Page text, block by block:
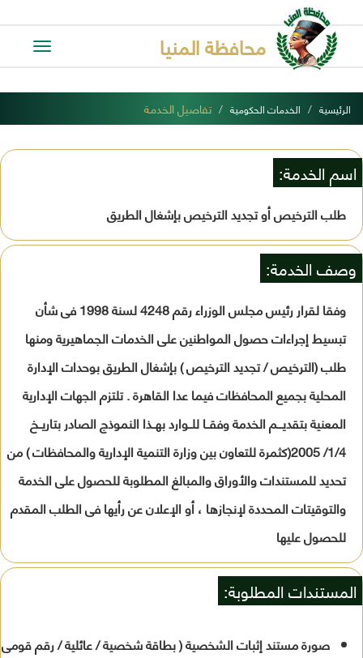
Toggle
محافظة المنيا
الرئيسية الخدمات الحكومية تفاصيل الخدمة
اسم الخدمة:
طلب الترخيص أو تجديد الترخيص بإشغال الطريق
وصف الخدمة:
وفقا لقرار رئيس مجلس الوزراء رقم 4248 لسنة 1998 فى شأن
تبسيط إجراءات حصول المواطنين على الخدمات الجماهيرية ومنها
طلب (الترخيص / تجديد الترخيص ) بإشغال الطريق بوحدات الإدارة
المحلية بجميع المحافظات فيما عدا القاهرة . تلتزم الجهات الإدارية
المعنية بتقديـــم الخدمة وفقــا للــوارد بهــذا النموذج الصادر بتاريــخ
1/4/ 2005(كثمرة للتعاون بين وزارة التنمية الإدارية والمحافظات ) من
تحديد للمستندات والأوراق والمبالغ المطلوبة للحصول على الخدمة
والتوقيتات المحددة لإنجازها ، أو الإعلان عن رأيها فى الطلب المقدم
للحصول عليها
المستندات المطلوبة:
صورة مستند إثبات الشخصية ( بطاقة شخصية / عائلية / رقم قومى